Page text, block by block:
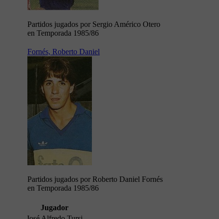
Partidos jugados por Sergio Américo Otero
en Temporada 1985/86
Fornés, Roberto Daniel
Partidos jugados por Roberto Daniel Fornés
en Temporada 1985/86
Jugador